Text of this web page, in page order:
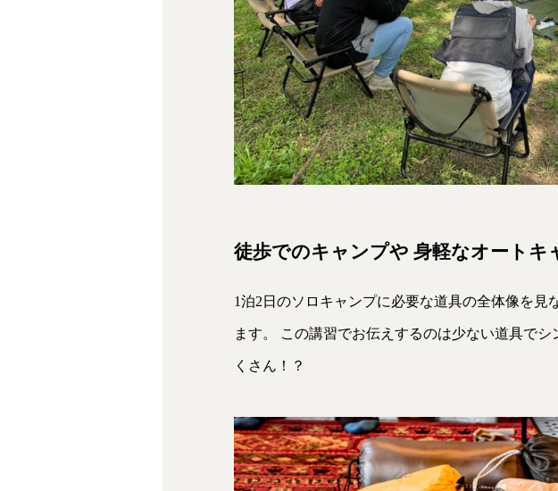
徒歩でのキャンプや 身軽なオート
1泊2日のソロキャンプに必要な道具の全体像を
ます。 この講習でお伝えするのは少ない道具で
くさん！？